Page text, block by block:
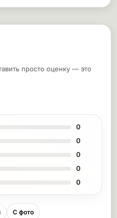
просто оценку — это
0
0
0
0
0
С фото